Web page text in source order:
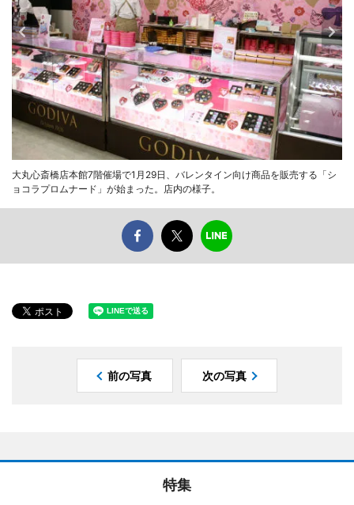
大丸心斎橋店本館7階催場で1月29日、バレンタイン向け商品を販売する「シ
ョコラプロムナード」が始まった。店内の様子。
前の写真 次の写真
特集